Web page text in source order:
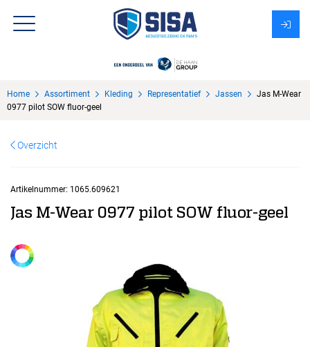
Over Sisa
Home Assortiment Kleding Representatief Jassen
Jas M-Wear
0977 pilot SOW fluor-geel
Overzicht
Artikelnummer: 1065.609621
Jas M-Wear 0977 pilot SOW fluor-geel